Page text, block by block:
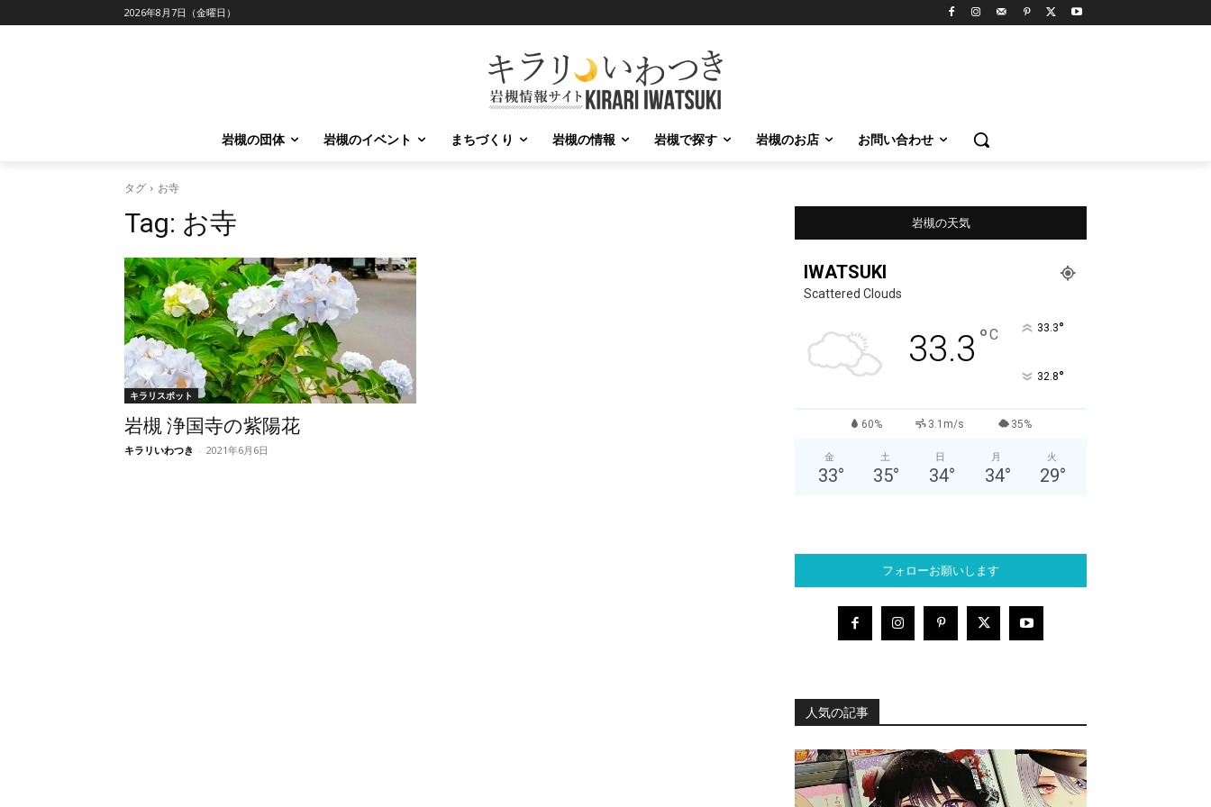
2026年8月7日（金曜日）
岩槻の団体 岩槻のイベント まちづくり 岩槻の情報 岩槻で探す 岩槻のお店 お問い合わせ
タグ お寺
Tag: お寺
キラリスポット
岩槻 浄国寺の紫陽花
キラリいわつき - 2021年6月6日
岩槻の天気
IWATSUKI
Scattered Clouds
33.3 °C 33.3°
32.8°
60% 3.1m/s 35%
金
33°
土
35°
日
34°
月
34°
火
29°
フォローお願いします
人気の記事